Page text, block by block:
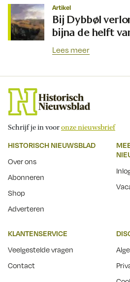
Artikel
Bij Dybbøl
bijna de helft
Lees meer
Schrijf je in vooronze nieuwsbrief
HISTORISCH NIEUWSBLAD
Over ons
Abonneren
Shop
Adverteren
KLANTENSERVICE
Veelgestelde vragen
Contact